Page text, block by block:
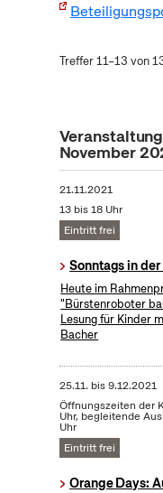
Treffer 11–13 von
November
21.11.2021
13 bis 18 Uhr
Eintritt frei
Sonntags in
Heute im
"Bürstenroboter
Lesung für Kinder
Bacher
25.11. bis9.12.2021
Öffnungszeiten der
Uhr, begleitende
Uhr
Eintritt frei
Orange Days: